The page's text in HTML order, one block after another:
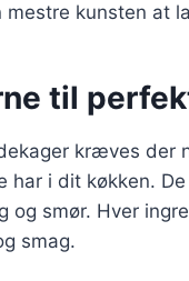
kunsten at
til
kræves der
har i dit køkken.
smør. Hver
smag.